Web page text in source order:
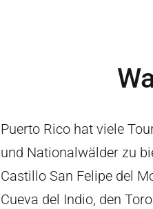
Puerto Rico hat viele
und Nationalwälder zu
Castillo San Felipe del
Cueva del Indio, den